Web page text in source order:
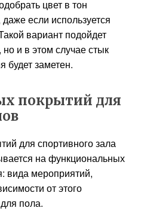
цвет в тон
если используется
вариант подойдет
и в этом случае стык
будет заметен.
покрытий для
для спортивного зала
на функциональных
вида мероприятий,
от этого
пола.